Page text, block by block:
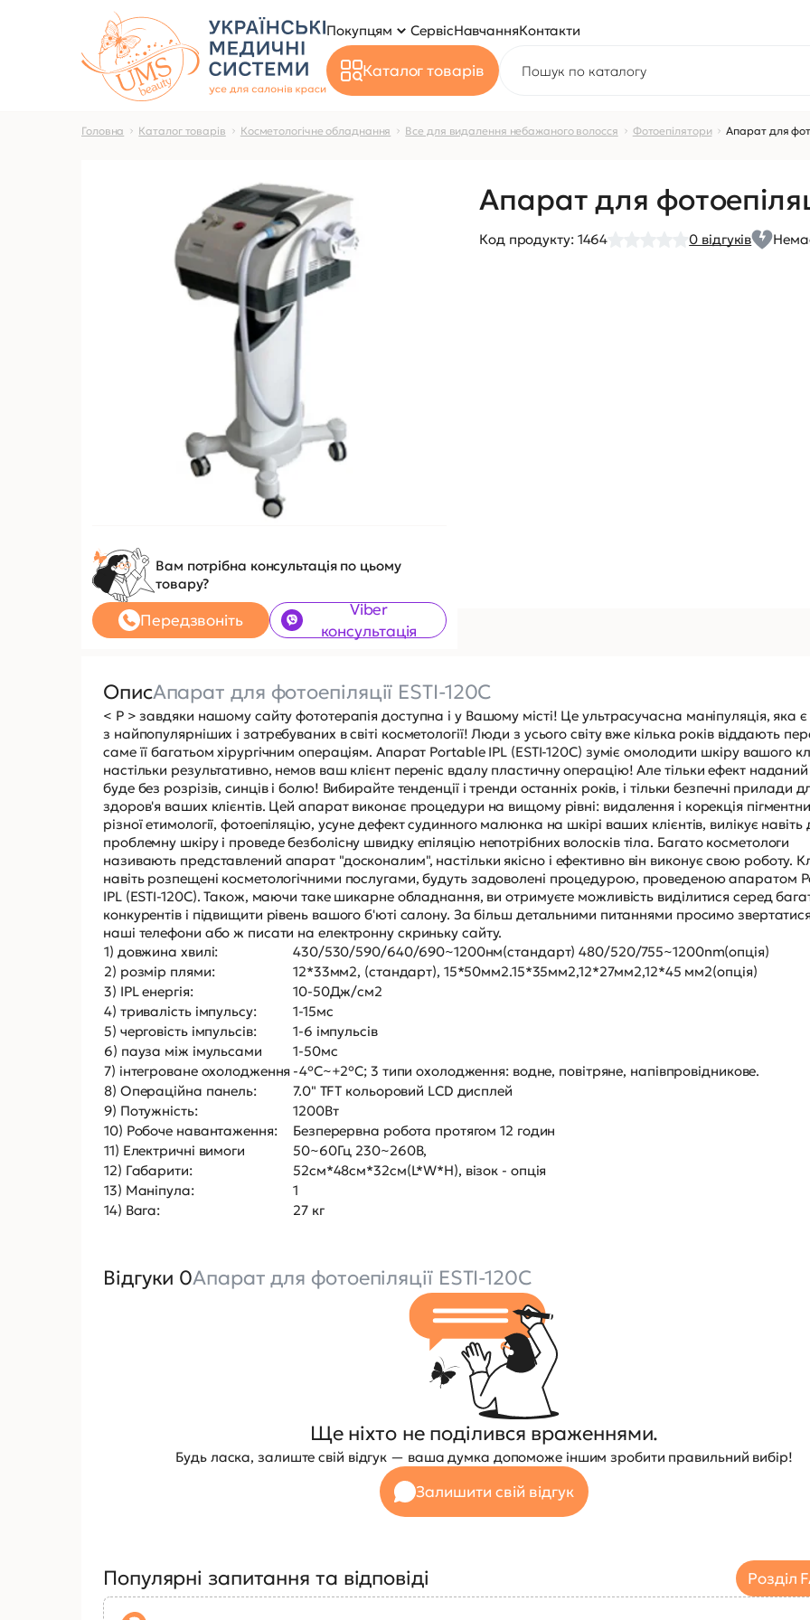
Покупцям СервісНавчанняКонтакти
Каталог товарів
Головна Каталог товарів Косметологічне обладнання Все для видалення небажаного волосся Фотоепілятори Апарат для
Вам потрібна консультація по цьому
товару?
Передзвоніть
Viber
консультація
Апарат для
Код продукту: 1464 0 відгуків
ОписАпарат для фотоепіляції ESTI-120C
< P > завдяки нашому сайту фототерапія доступна і у Вашому місті! Це ультрасучасна маніпуляція, яка
з найпопулярніших і затребуваних в світі косметології! Люди з усього світу вже кілька років віддають
саме її багатьом хірургічним операціям. Апарат Portable IPL (ESTI-120C) зуміє омолодити шкіру вашого
настільки результативно, немов ваш клієнт переніс вдалу пластичну операцію! Але тільки ефект
буде без розрізів, синців і болю! Вибирайте тенденції і тренди останніх років, і тільки безпечні прилади
здоров'я ваших клієнтів. Цей апарат виконає процедури на вищому рівні: видалення і корекція
різної етимології, фотоепіляцію, усуне дефект судинного малюнка на шкірі ваших клієнтів, вилікує навіть
проблемну шкіру і проведе безболісну швидку епіляцію непотрібних волосків тіла. Багато косметологи
називають представлений апарат "досконалим", настільки якісно і ефективно він виконує свою роботу.
навіть розпещені косметологічними послугами, будуть задоволені процедурою, проведеною апаратом
IPL (ESTI-120C). Також, маючи таке шикарне обладнання, ви отримуєте можливість виділитися серед
конкурентів і підвищити рівень вашого б'юті салону. За більш детальними питаннями просимо
наші телефони або ж писати на електронну скриньку сайту.
1) довжина хвилі:
430/530/590/640/690~1200нм(стандарт) 480/520/755~1200nm(опція)
2) розмір плями:
12*33мм2, (стандарт), 15*50мм2.15*35мм2,12*27мм2,12*45 мм2(опція)
3) IPL енергія:
10-50Дж/см2
4) тривалість імпульсу:
1-15мс
5) черговість імпульсів:
1-6 імпульсів
6) пауза між імульсами
1-50мс
7) інтегроване охолодження -4°C~+2°C; 3 типи охолодження: водне, повітряне, напівпровідникове.
8) Операційна панель:
7.0" TFT кольоровий LCD дисплей
9) Потужність:
1200Вт
10) Робоче навантаження:
Безперервна робота протягом 12 годин
11) Електричні вимоги
50~60Гц 230~260В,
12) Габарити:
52см*48см*32см(L*W*H), візок - опція
13) Маніпула:
1
14) Вага:
27 кг
Відгуки 0Апарат для фотоепіляції ESTI-120C
Ще ніхто не поділився враженнями.
Будь ласка, залиште свій відгук — ваша думка допоможе іншим зробити правильний вибір!
Залишити свій відгук
Популярні запитання та відповіді Розділ